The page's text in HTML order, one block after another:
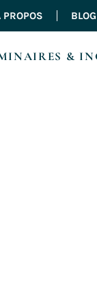
PROPOS BLOG
&